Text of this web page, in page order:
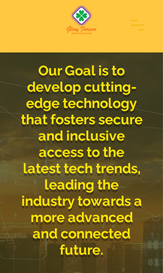
Our Goal is to
develop cutting-
edge technology
that fosters secure
and inclusive
access to the
latest tech trends,
leading the
industry towards a
more advanced
and connected
future.